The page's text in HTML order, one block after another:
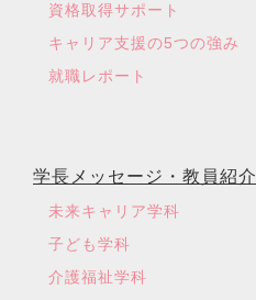
資格取得サポート
キャリア支援の5つの強み
就職レポート
学長メッセージ・教員紹介
未来キャリア学科
子ども学科
介護福祉学科